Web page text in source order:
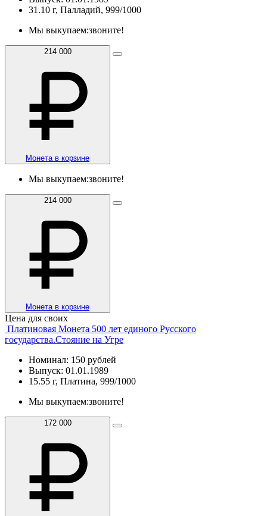
31.10 г, Палладий, 999/1000
Мы выкупаем:звоните!
214 000
Монета в корзине
Мы выкупаем:звоните!
214 000
Монета в корзине
Цена для своих
Платиновая Монета 500 лет единого Русского
государства.Стояние на Угре
Номинал: 150 рублей
Выпуск: 01.01.1989
15.55 г, Платина, 999/1000
Мы выкупаем:звоните!
172 000